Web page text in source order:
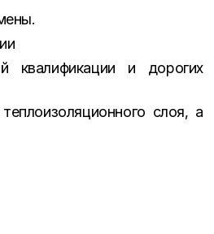
и дорогих
слоя, а